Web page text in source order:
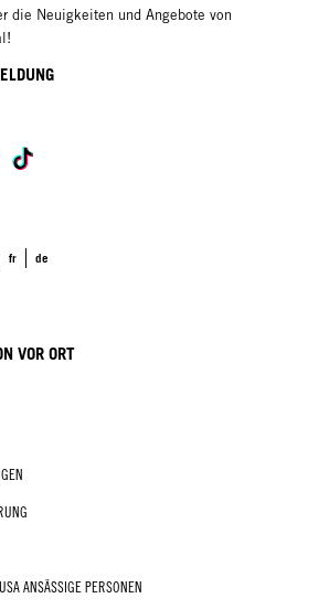
die Neuigkeiten und Angebote von
fr de
VOR ORT
ANSÄSSIGE PERSONEN